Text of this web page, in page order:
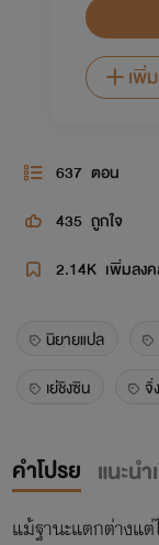
เพิ่
637 ตอน
435 ถูกใจ
2.14K เพิ่มลง
นิยายแปล
เย่ชิงซิน
จิ่
คำโปรย แนะนำ
แม้ฐานะแตกต่างแ